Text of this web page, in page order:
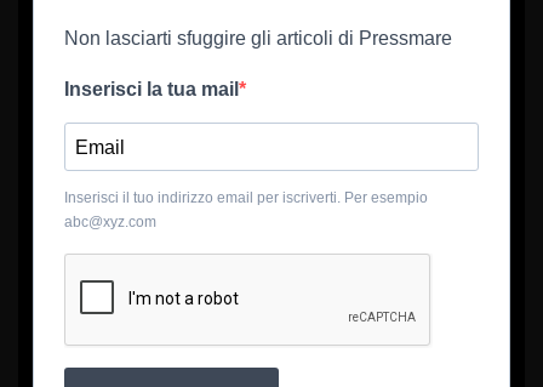
Non lasciarti sfuggire gli articoli di Pressmare
Inserisci la tua mail
Inserisci il tuo indirizzo email per iscriverti. Per esempio
abc@xyz.com